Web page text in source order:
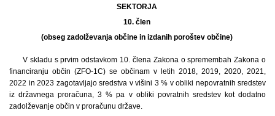
SEKTORJA
10. člen
(obseg zadolževanja občine in izdanih poroštev občine)
V skladu s prvim odstavkom 10. člena Zakona o spremembah Zakona o
financiranju občin (ZFO-1C) se občinam v letih 2018, 2019, 2020, 2021,
2022 in 2023 zagotavljajo sredstva v višini 3 % v obliki nepovratnih sredstev
iz državnega proračuna, 3 % pa v obliki povratnih sredstev kot dodatno
zadolževanje občin v proračunu države.